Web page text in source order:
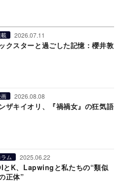
2026.07.11
クスターと過ごした記憶：櫻井敦
2026.08.08
ザキイオリ、『禍禍女』の狂気語
ム 2025.06.22
とK、Lapwingと私たちの“類似
正体”